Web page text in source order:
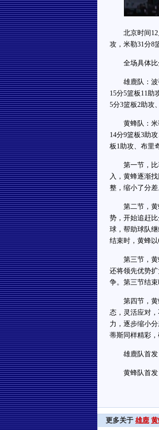
北京时间12月
攻，米勒31分8
全场具体比分
雄鹿队：波蒂
15分5篮板11助
5分3篮板2助攻
黄蜂队：米勒
14分9篮板3助
板1助攻、布里
第一节，比赛
入，黄蜂逐渐
整，缩小了分差
第二节，黄蜂
势，开始追赶
球，帮助球队
结束时，黄蜂以
第三节，黄蜂
还将领先优势
争。第三节结束
第四节，黄蜂
态，灵活应对
力，逐步缩小
蒂斯同样精彩，
雄鹿队首发：
黄蜂队首发：
更多关于 雄鹿